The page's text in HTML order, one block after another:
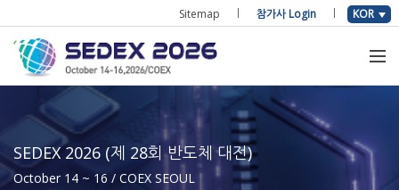
Sitemap 참가사 Login KOR
SEDEX 2026 (제 28회 반도체 대전)
October 14 ~ 16 / COEX SEOUL